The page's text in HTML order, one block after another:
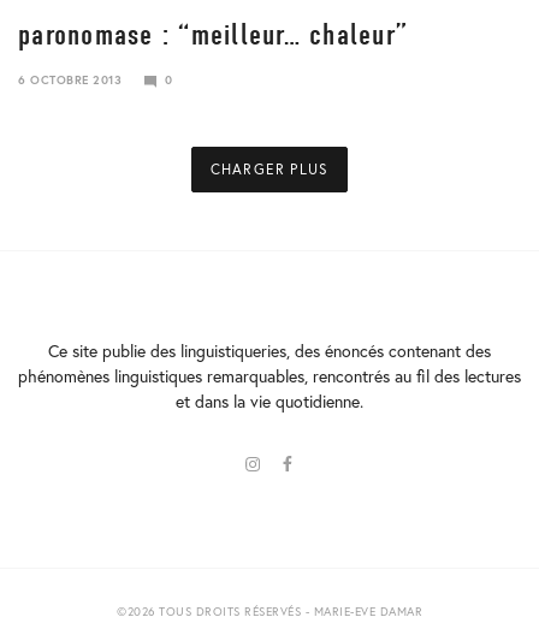
paronomase : “meilleur… chaleur”
6 OCTOBRE 2013
0
CHARGER PLUS
Ce site publie des linguistiqueries, des énoncés contenant des
phénomènes linguistiques remarquables, rencontrés au fil des lectures
et dans la vie quotidienne.
©2026 TOUS DROITS RÉSERVÉS - MARIE-EVE DAMAR